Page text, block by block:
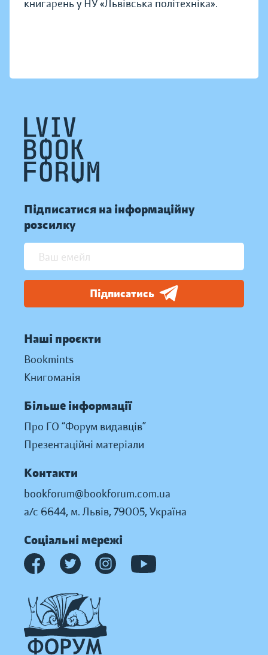
книгарень у НУ «Львівська політехніка».
Підписатися на інформаційну
розсилку
Підписатись
Наші проєкти
Bookmints
Книгоманія
Більше інформації
Про ГО “Форум видавців”
Презентаційні матеріали
Контакти
bookforum@bookforum.com.ua
а/с 6644, м. Львів, 79005, Україна
Соціальні мережі